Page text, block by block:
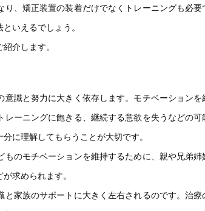
、矯正装置の装着だけでなくトレーニングも必要
いえるでしょう。
介します。
識と努力に大きく依存します。モチベーション
ーニングに飽きる、継続する意欲を失うなどの可
に理解してもらうことが大切です。
のモチベーションを維持するために、親や兄弟姉
求められます。
家族のサポートに大きく左右されるのです。治